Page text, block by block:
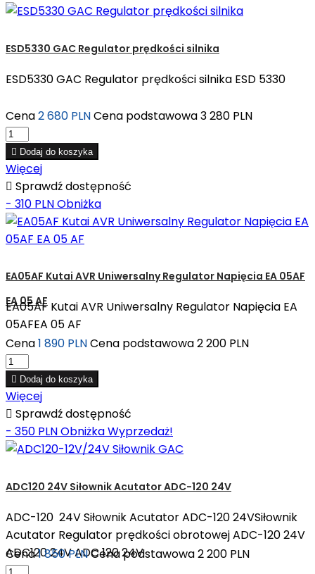
ESD5330 GAC Regulator prędkości silnika
ESD5330 GAC Regulator prędkości silnika ESD 5330
Cena2 680 PLNCena podstawowa3 280 PLN
 Dodaj do koszyka
Więcej
 Sprawdź dostępność
- 310 PLNObniżka
EA05AF Kutai AVR Uniwersalny Regulator Napięcia EA 05AF
EA 05 AF
EA05AF Kutai AVR Uniwersalny Regulator Napięcia EA
05AFEA 05 AF
Cena1 890 PLNCena podstawowa2 200 PLN
 Dodaj do koszyka
Więcej
 Sprawdź dostępność
- 350 PLNObniżkaWyprzedaż!
ADC120 24V Siłownik Acutator ADC-120 24V
ADC-120 24V Siłownik Acutator ADC-120 24VSiłownik
Acutator Regulator prędkości obrotowej ADC-120 24V
ADC120 24V ADC 120 24V
Cena1 850 PLNCena podstawowa2 200 PLN